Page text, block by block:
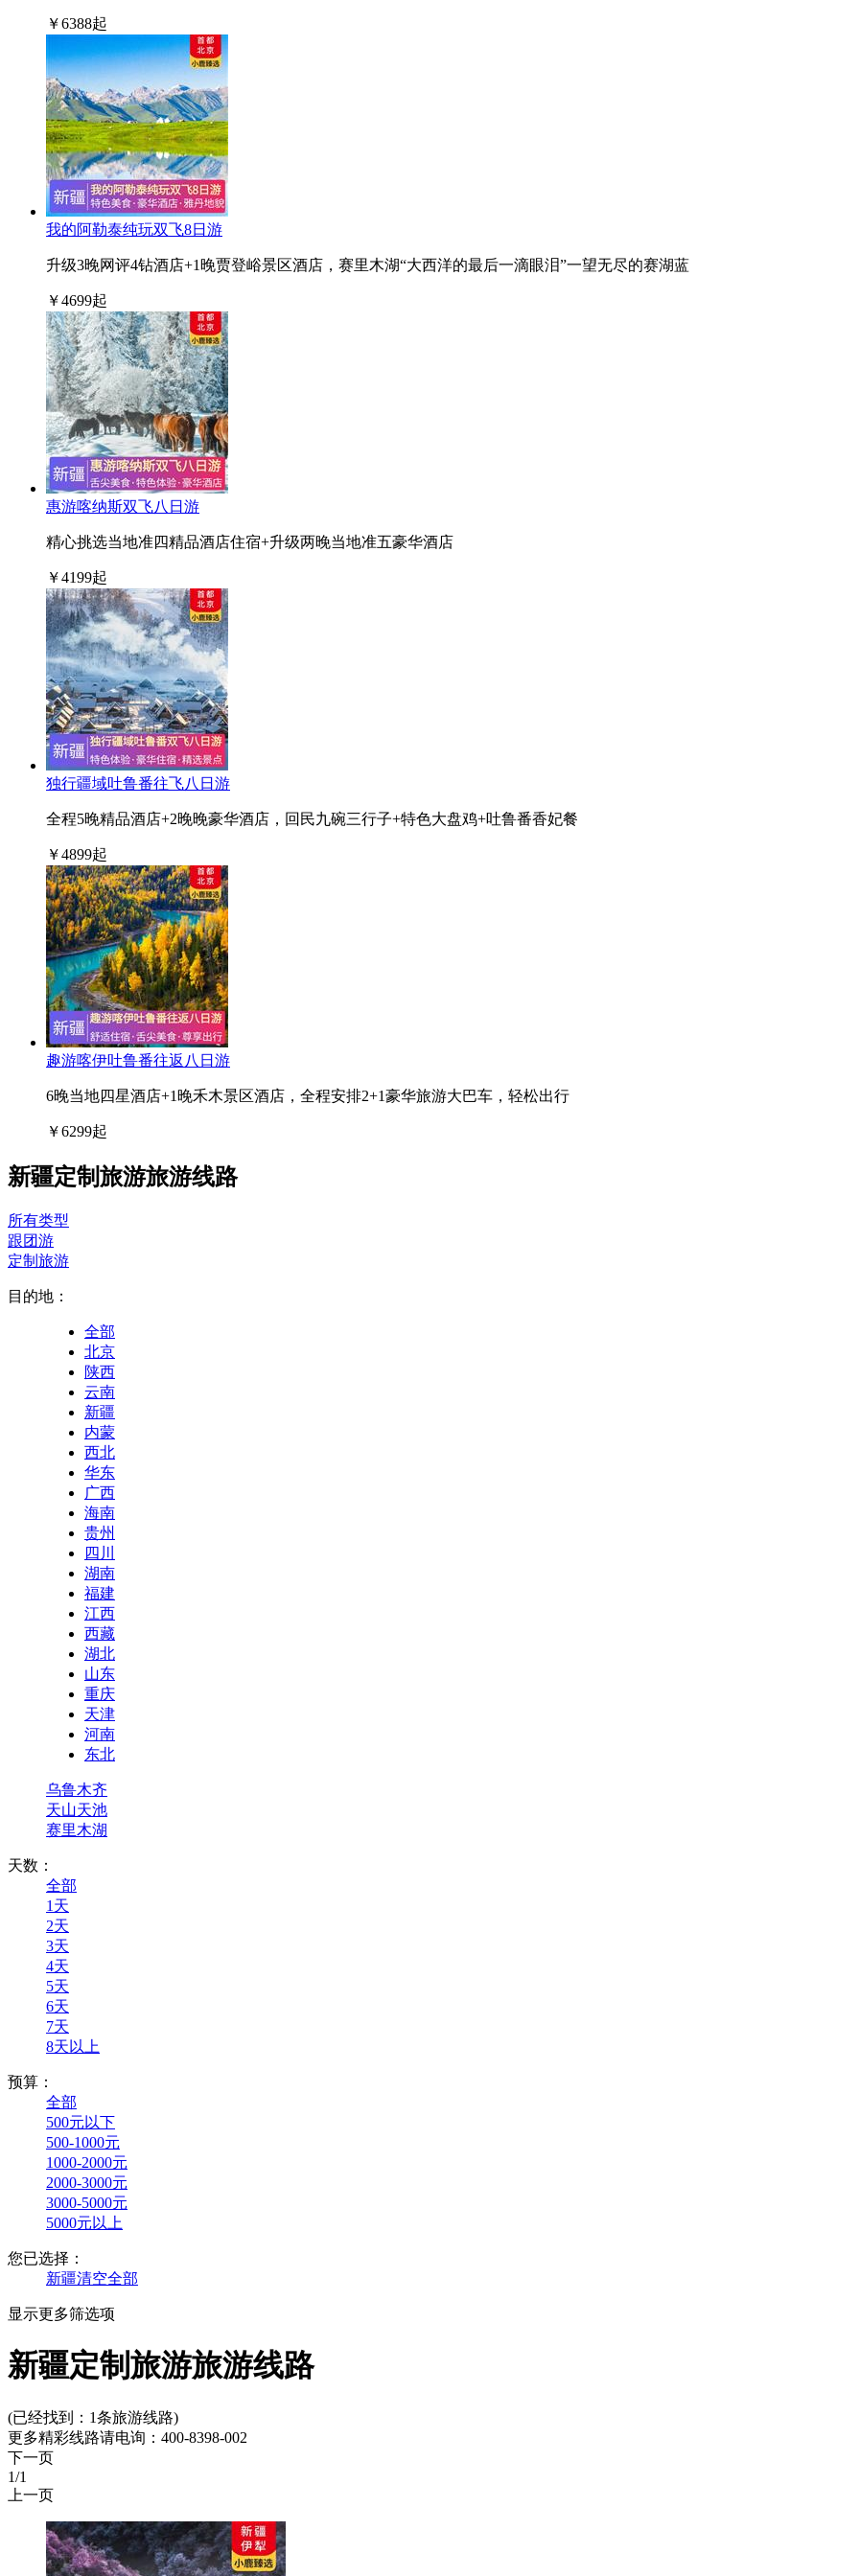
￥6388起
我的阿勒泰纯玩双飞8日游
升级3晚网评4钻酒店+1晚贾登峪景区酒店，赛里木湖“大西洋的最后一滴眼泪”一望无尽的赛湖蓝
￥4699起
惠游喀纳斯双飞八日游
精心挑选当地准四精品酒店住宿+升级两晚当地准五豪华酒店
￥4199起
独行疆域吐鲁番往飞八日游
全程5晚精品酒店+2晚晚豪华酒店，回民九碗三行子+特色大盘鸡+吐鲁番香妃餐
￥4899起
趣游喀伊吐鲁番往返八日游
6晚当地四星酒店+1晚禾木景区酒店，全程安排2+1豪华旅游大巴车，轻松出行
￥6299起
新疆定制旅游旅游线路
所有类型
跟团游
定制旅游
目的地：
全部
北京
陕西
云南
新疆
内蒙
西北
华东
广西
海南
贵州
四川
湖南
福建
江西
西藏
湖北
山东
重庆
天津
河南
东北
乌鲁木齐
天山天池
赛里木湖
天数：
全部
1天
2天
3天
4天
5天
6天
7天
8天以上
预算：
全部
500元以下
500-1000元
1000-2000元
2000-3000元
3000-5000元
5000元以上
您已选择：
新疆清空全部
显示更多筛选项
新疆定制旅游旅游线路
(已经找到： 1条旅游线路)
更多精彩线路请电询： 400-8398-002
下一页
1/1
上一页